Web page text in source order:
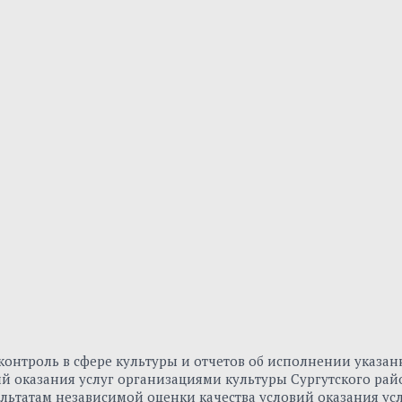
в сфере культуры и отчетов об исполнении
оказания услуг организациями культуры Сургутского
независимой оценки качества условий оказания